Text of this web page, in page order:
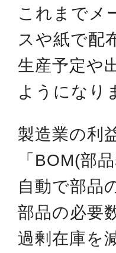
これまでメ
スや紙で配
生産予定や
ようになり
製造業の利
「BOM(部
自動で部品
部品の必要
過剰在庫を